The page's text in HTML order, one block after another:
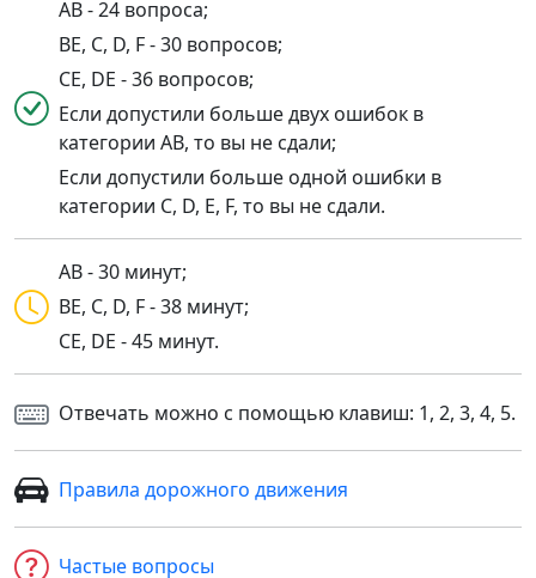
AB - 24 вопроса;
BE, C, D, F - 30 вопросов;
CE, DE - 36 вопросов;
Если допустили больше двух ошибок в
категории AB, то вы не сдали;
Если допустили больше одной ошибки в
категории C, D, E, F, то вы не сдали.
AB - 30 минут;
BE, C, D, F - 38 минут;
CE, DE - 45 минут.
Отвечать можно с помощью клавиш: 1, 2, 3, 4, 5.
Правила дорожного движения
Частые вопросы